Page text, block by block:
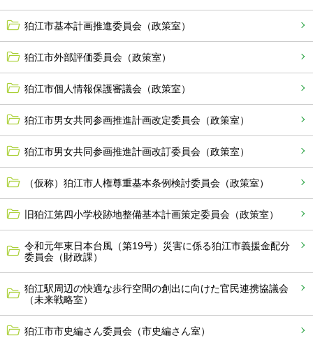
狛江市基本計画推進委員会（政策室）
狛江市外部評価委員会（政策室）
狛江市個人情報保護審議会（政策室）
狛江市男女共同参画推進計画改定委員会（政策室）
狛江市男女共同参画推進計画改訂委員会（政策室）
（仮称）狛江市人権尊重基本条例検討委員会（政策室）
旧狛江第四小学校跡地整備基本計画策定委員会（政策室）
令和元年東日本台風（第19号）災害に係る狛江市義援金配分
委員会（財政課）
狛江駅周辺の快適な歩行空間の創出に向けた官民連携協議会
（未来戦略室）
狛江市市史編さん委員会（市史編さん室）